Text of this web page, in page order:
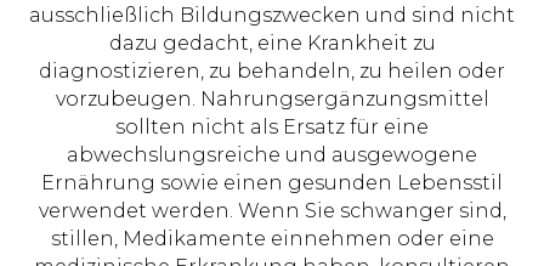
ausschließlich Bildungszwecken und sind nicht
dazu gedacht, eine Krankheit zu
diagnostizieren, zu behandeln, zu heilen oder
vorzubeugen. Nahrungsergänzungsmittel
sollten nicht als Ersatz für eine
abwechslungsreiche und ausgewogene
Ernährung sowie einen gesunden Lebensstil
verwendet werden. Wenn Sie schwanger sind,
stillen, Medikamente einnehmen oder eine